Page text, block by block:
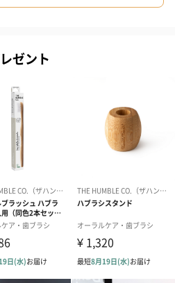
ーに加え、樺の木からとれたキシ
きり感が続きます。
うにして、上下に動かしながら汚
ゼント